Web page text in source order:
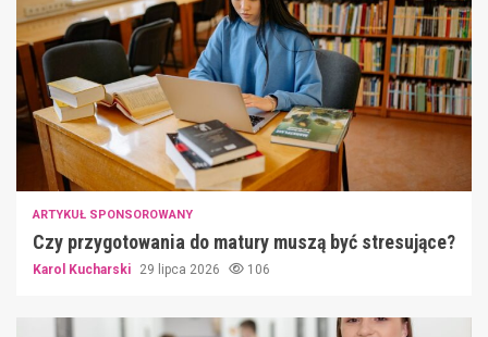
ARTYKUŁ SPONSOROWANY
Czy przygotowania do matury muszą być stresujące?
Karol Kucharski 29 lipca 2026 106